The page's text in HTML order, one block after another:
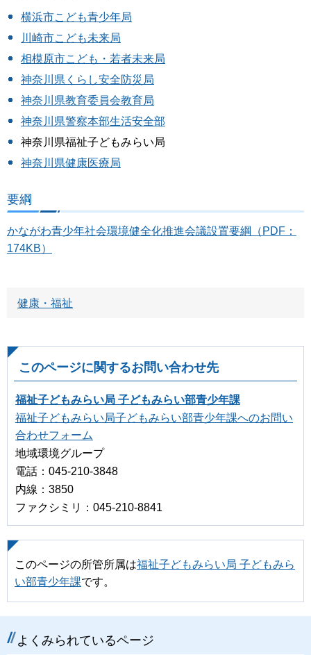
横浜市こども青少年局
川崎市こども未来局
相模原市こども・若者未来局
神奈川県くらし安全防災局
神奈川県教育委員会教育局
神奈川県警察本部生活安全部
神奈川県福祉子どもみらい局
神奈川県健康医療局
要綱
かながわ青少年社会環境健全化推進会議設置要綱（PDF：
174KB）
健康・福祉
このページに関するお問い合わせ先
福祉子どもみらい局 子どもみらい部青少年課
福祉子どもみらい局子どもみらい部青少年課へのお問い
合わせフォーム
地域環境グループ
電話：045-210-3848
内線：3850
ファクシミリ：045-210-8841
このページの所管所属は福祉子どもみらい局 子どもみら
い部青少年課です。
よくみられているページ